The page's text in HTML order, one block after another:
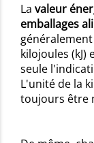
La valeur
emballages
kilojoules (kJ)
seule
L'unité de la
toujours être